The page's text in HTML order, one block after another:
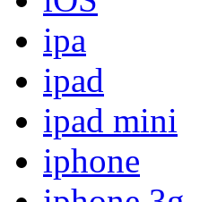
ipa
ipad
ipad mini
iphone